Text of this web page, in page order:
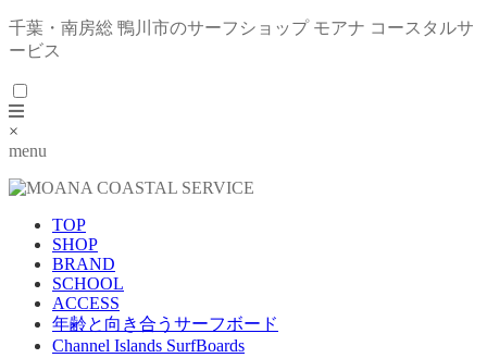
千葉・南房総 鴨川市のサーフショップ モアナ コースタルサ
ービス
×
menu
TOP
SHOP
BRAND
SCHOOL
ACCESS
年齢と向き合うサーフボード
Channel Islands SurfBoards